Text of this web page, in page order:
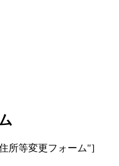
所等変更フォーム"]